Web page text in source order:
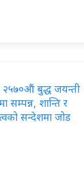
२५७०औं बुद्ध जयन्ती
सम्पन्न, शान्ति र
सन्देशमा जोड